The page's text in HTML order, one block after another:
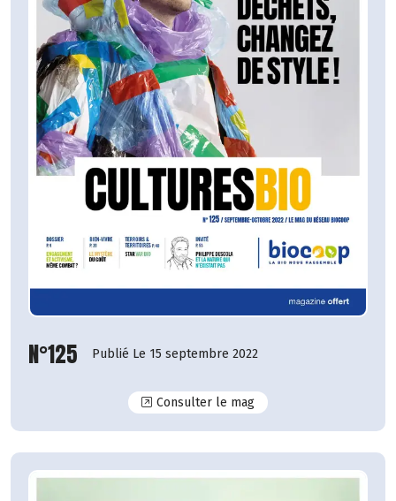
N°125 Publié Le 15 septembre 2022
Consulter le magN°125